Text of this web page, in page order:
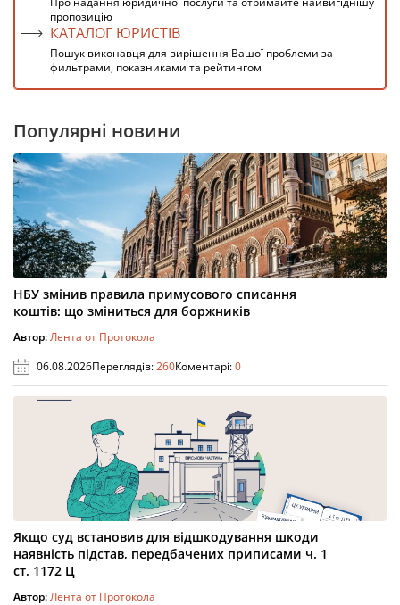
пропозицію
КАТАЛОГ ЮРИСТІВ
Пошук виконавця для вирішення Вашої проблеми за
фильтрами, показниками та рейтингом
Популярні новини
НБУ змінив правила примусового списання
коштів: що зміниться для боржників
Автор:Лента от Протокола
06.08.2026Переглядів:260Коментарі:0
Якщо суд встановив для відшкодування шкоди
наявність підстав, передбачених приписами ч. 1
ст. 1172 Ц
Автор:Лента от Протокола